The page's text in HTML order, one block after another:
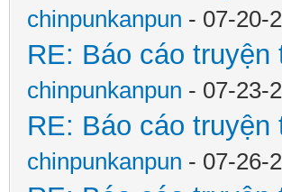
chinpunkanpun - 07-20-
RE: Báo cáo
chinpunkanpun - 07-23-
RE: Báo cáo
chinpunkanpun - 07-26-